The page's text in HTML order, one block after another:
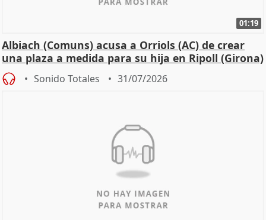
01:19
Albiach (Comuns) acusa a Orriols (AC) de crear
una plaza a medida para su hija en Ripoll (Girona)
Sonido Totales 31/07/2026